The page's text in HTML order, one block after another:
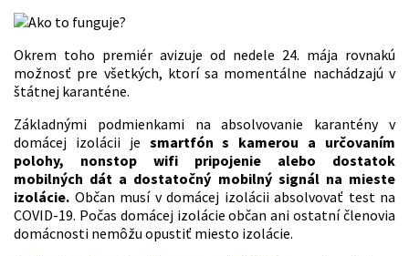
Okrem toho premiér avizuje od nedele 24. mája rovnakú
možnosť pre všetkých, ktorí sa momentálne nachádzajú v
štátnej karanténe.
Základnými podmienkami na absolvovanie karantény v
domácej izolácii je smartfón s kamerou a určovaním
polohy, nonstop wifi pripojenie alebo dostatok
mobilných dát a dostatočný mobilný signál na mieste
izolácie. Občan musí v domácej izolácii absolvovať test na
COVID-19. Počas domácej izolácie občan ani ostatní členovia
domácnosti nemôžu opustiť miesto izolácie.